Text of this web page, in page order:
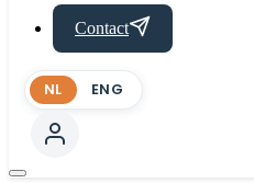
Contact
NL ENG